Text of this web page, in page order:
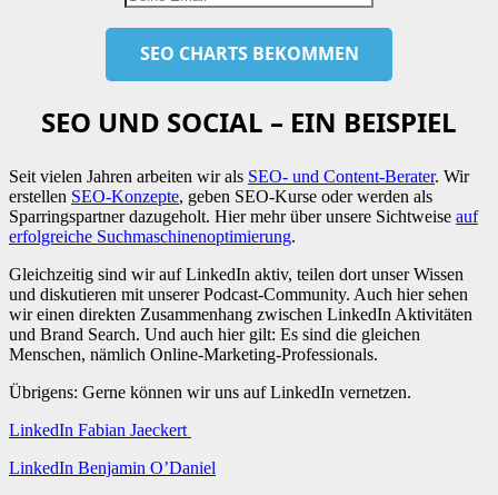
SEO UND SOCIAL – EIN BEISPIEL
Seit vielen Jahren arbeiten wir als SEO- und Content-Berater. Wir
erstellen SEO-Konzepte, geben SEO-Kurse oder werden als
Sparringspartner dazugeholt. Hier mehr über unsere Sichtweise auf
erfolgreiche Suchmaschinenoptimierung.
Gleichzeitig sind wir auf LinkedIn aktiv, teilen dort unser Wissen
und diskutieren mit unserer Podcast-Community. Auch hier sehen
wir einen direkten Zusammenhang zwischen LinkedIn Aktivitäten
und Brand Search. Und auch hier gilt: Es sind die gleichen
Menschen, nämlich Online-Marketing-Professionals.
Übrigens: Gerne können wir uns auf LinkedIn vernetzen.
LinkedIn Fabian Jaeckert
LinkedIn Benjamin O’Daniel